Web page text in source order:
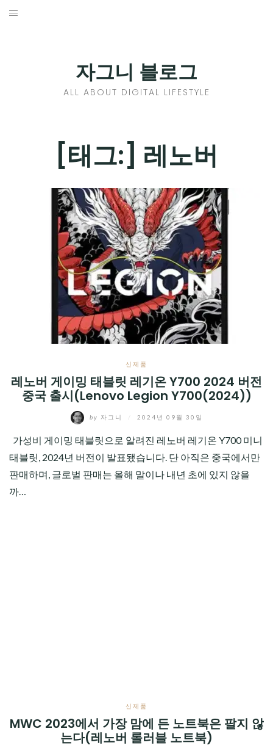
Skip
자그니 블로그
ALL ABOUT DIGITAL LIFESTYLE
[태그:] 레노버
신제품
레노버 게이밍 태블릿 레기온 Y700 2024 버전
중국 출시(Lenovo Legion Y700(2024))
by 자그니 2024년 09월 30일
가성비 게이밍 태블릿으로 알려진 레노버 레기온 Y700 미니
태블릿, 2024년 버전이 발표됐습니다. 단 아직은 중국에서만
판매하며, 글로벌 판매는 올해 말이나 내년 초에 있지 않을
까…
신제품
MWC 2023에서 가장 맘에 든 노트북은 팔지 않
는다(레노버 롤러블 노트북)
CHILD
EXPAND
CHILD
MENU
EXPAND
CHILD
MENU
EXPAND
CHILD
MENU